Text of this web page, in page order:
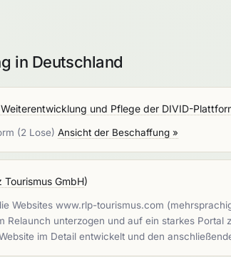
in Deutschland
und Pflege der DIVID-
(2 Lose) Ansicht der Beschaffung »
Tourismus GmbH)
Websites www.rlp-tourismus.com
unterzogen und auf ein starkes
im Detail entwickelt und den